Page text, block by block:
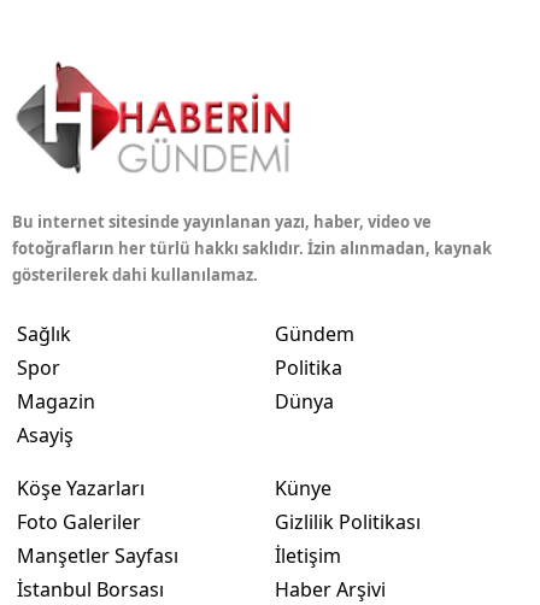
Bu internet sitesinde yayınlanan yazı, haber, video ve
fotoğrafların her türlü hakkı saklıdır. İzin alınmadan, kaynak
gösterilerek dahi kullanılamaz.
Sağlık
Spor
Magazin
Asayiş
Gündem
Politika
Dünya
Köşe Yazarları
Foto Galeriler
Manşetler Sayfası
İstanbul Borsası
Künye
Gizlilik Politikası
İletişim
Haber Arşivi